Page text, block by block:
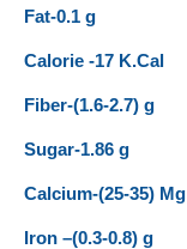
Fat-0.1 g
Calorie -17 K.Cal
Fiber-(1.6-2.7) g
Sugar-1.86 g
Calcium-(25-35) Mg
Iron –(0.3-0.8) g